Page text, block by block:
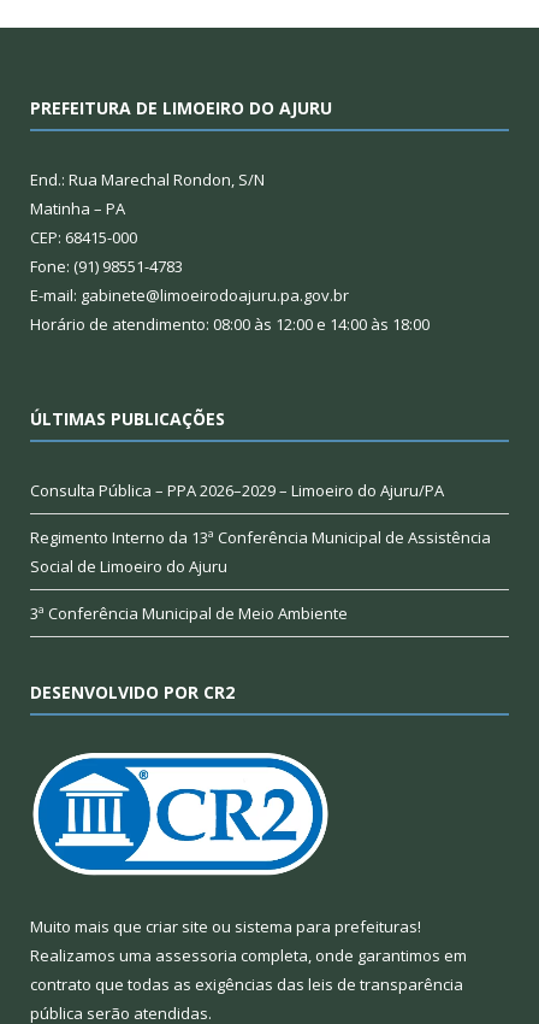
PREFEITURA DE LIMOEIRO DO AJURU
End.: Rua Marechal Rondon, S/N
Matinha – PA
CEP: 68415-000
Fone: (91) 98551-4783
E-mail: gabinete@limoeirodoajuru.pa.gov.br
Horário de atendimento: 08:00 às 12:00 e 14:00 às 18:00
ÚLTIMAS PUBLICAÇÕES
Consulta Pública – PPA 2026–2029 – Limoeiro do Ajuru/PA
Regimento Interno da 13ª Conferência Municipal de Assistência
Social de Limoeiro do Ajuru
3ª Conferência Municipal de Meio Ambiente
DESENVOLVIDO POR CR2
Muito mais que criar site ou sistema para prefeituras!
Realizamos uma assessoria completa, onde garantimos em
contrato que todas as exigências das leis de transparência
pública serão atendidas.